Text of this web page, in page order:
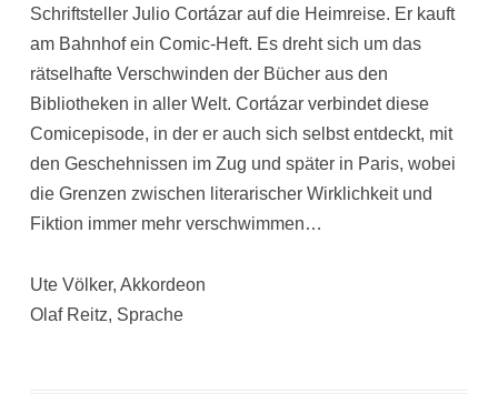
Schriftsteller Julio Cortázar auf die Heimreise. Er kauft
am Bahnhof ein Comic-Heft. Es dreht sich um das
rätselhafte Verschwinden der Bücher aus den
Bibliotheken in aller Welt. Cortázar verbindet diese
Comicepisode, in der er auch sich selbst entdeckt, mit
den Geschehnissen im Zug und später in Paris, wobei
die Grenzen zwischen literarischer Wirklichkeit und
Fiktion immer mehr verschwimmen…
Ute Völker, Akkordeon
Olaf Reitz, Sprache